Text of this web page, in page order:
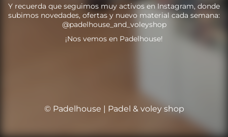
Y recuerda que seguimos muy activos en Instagram, donde
subimos novedades, ofertas y nuevo material cada semana:
@padelhouse_and_voleyshop
¡Nos vemos en Padelhouse!
© Padelhouse | Padel & voley shop